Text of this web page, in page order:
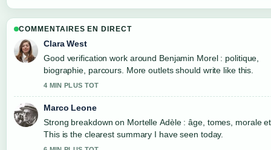
COMMENTAIRES EN DIRECT
Clara West
Good verification work around Benjamin Morel : politique,
biographie, parcours. More outlets should write like this.
4 MIN PLUS TOT
Marco Leone
Strong breakdown on Mortelle Adèle : âge, tomes, morale
This is the clearest summary I have seen today.